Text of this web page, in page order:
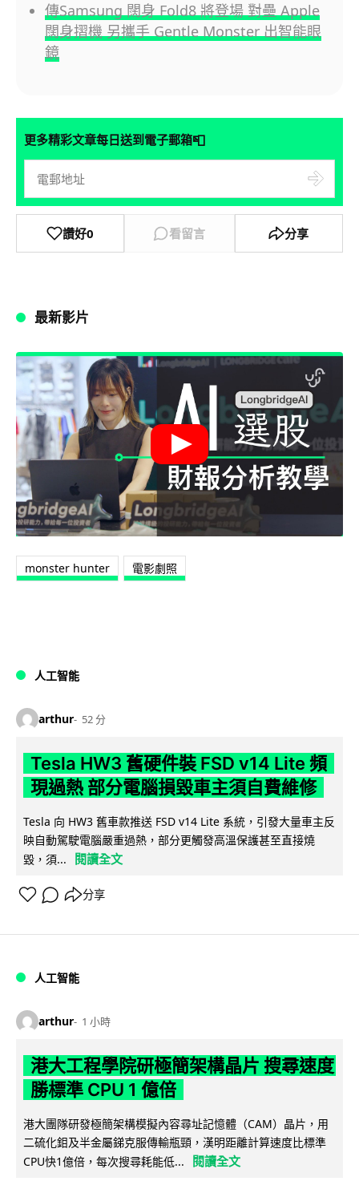
傳Samsung 闊身 Fold8 將登場 對壘 Apple
闊身摺機 另攜手 Gentle Monster 出智能眼
鏡
更多精彩文章每日送到電子郵箱📮
讚好0 看留言 分享
最新影片
monster hunter 電影劇照
人工智能
arthur 52 分
Tesla HW3 舊硬件裝 FSD v14 Lite 頻
現過熱 部分電腦損毀車主須自費維修
Tesla 向 HW3 舊車款推送 FSD v14 Lite 系統，引發大量車主反
映自動駕駛電腦嚴重過熱，部分更觸發高溫保護甚至直接燒
毀，須...
閱讀全文
分享
人工智能
arthur 1 小時
港大工程學院研極簡架構晶片 搜尋速度
勝標準 CPU 1 億倍
港大團隊研發極簡架構模擬內容尋址記憶體（CAM）晶片，用
二硫化鉬及半金屬銻克服傳輸瓶頸，漢明距離計算速度比標準
CPU快1億倍，每次搜尋耗能低...
閱讀全文